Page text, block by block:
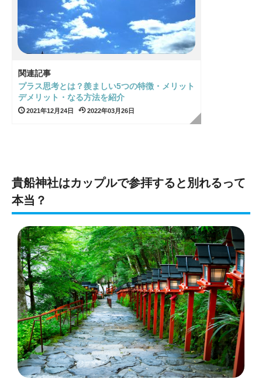
関連記事
プラス思考とは？羨ましい5つの特徴・メリット
デメリット・なる方法を紹介
2021年12月24日 2022年03月26日
貴船神社はカップルで参拝すると別れるって
本当？